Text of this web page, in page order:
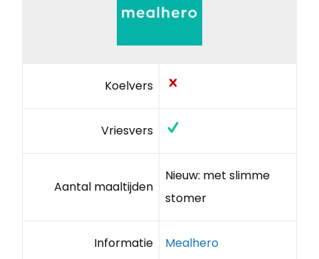
Koelvers
Vriesvers
Aantal maaltijden
Nieuw: met slimme
stomer
Informatie Mealhero